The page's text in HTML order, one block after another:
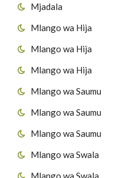
Mjadala
Mlango wa Hija
Mlango wa Hija
Mlango wa Hija
Mlango wa Saumu
Mlango wa Saumu
Mlango wa Saumu
Mlango wa Swala
Mlango wa Swala